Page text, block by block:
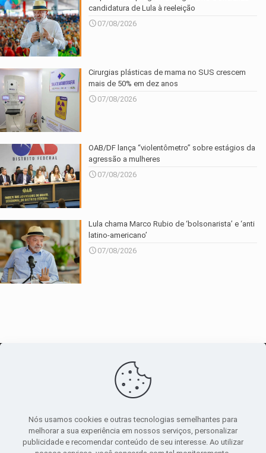
candidatura de Lula à reeleição
07/08/2026
Cirurgias plásticas de mama no SUS crescem
mais de 50% em dez anos
07/08/2026
OAB/DF lança “violentômetro” sobre estágios da
agressão a mulheres
07/08/2026
Lula chama Marco Rubio de ‘bolsonarista’ e ‘anti
latino-americano’
07/08/2026
canal de notícias
Sobre|Política Privacidade|Termos de uso
Nós usamos cookies e outras tecnologias semelhantes para
melhorar a sua experiência em nossos serviços, personalizar
publicidade e recomendar conteúdo de seu interesse. Ao utilizar